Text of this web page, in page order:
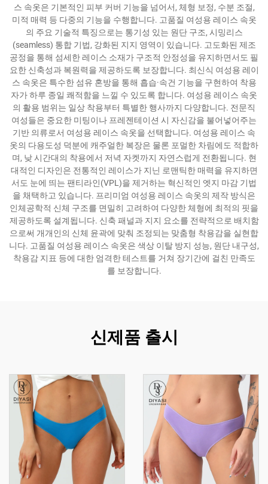
스 속옷은 기본적인 피부 커버 기능을 넘어서, 체형 보정, 수분 조절,
미적 매력 등 다중의 기능을 수행합니다. 고품질 여성용 레이스 속옷
의 주요 기술적 특징으로는 통기성 있는 원단 구조, 시밍리스
(seamless) 통합 기법, 강화된 지지 영역이 있습니다. 고도화된 제조
공정을 통해 섬세한 레이스 소재가 구조적 안정성을 유지하면서도 필
요한 신축성과 복원력을 제공하도록 보장합니다. 최신식 여성용 레이
스 속옷은 특수한 섬유 혼방을 통해 흡습·속건 기능을 구현하여 착용
자가 하루 종일 쾌적함을 느낄 수 있도록 합니다. 여성용 레이스 속옷
의 활용 범위는 일상 착용부터 특별한 행사까지 다양합니다. 전문직
여성들은 중요한 미팅이나 프레젠테이션 시 자신감을 불어넣어주는
기반 의류로서 여성용 레이스 속옷을 선택합니다. 여성용 레이스 속
옷의 다용도성 덕분에 캐주얼한 복장은 물론 포멀한 차림에도 적합하
며, 낮 시간대의 착용에서 저녁 자켓까지 자연스럽게 전환됩니다. 현
대적인 디자인은 전통적인 레이스가 지닌 로맨틱한 매력을 유지하면
서도 눈에 띄는 팬티라인(VPL)을 제거하는 혁신적인 엣지 마감 기법
을 채택하고 있습니다. 프리미엄 여성용 레이스 속옷의 제작 방식은
인체공학적 신체 구조를 면밀히 고려하여 다양한 체형에 최적의 핏을
제공하도록 설계됩니다. 신축 패널과 지지 요소를 전략적으로 배치함
으로써 개개인의 신체 윤곽에 맞춰 조정되는 맞춤형 착용감을 실현합
니다. 고품질 여성용 레이스 속옷은 색상 이탈 방지 성능, 원단 내구성,
착용감 지표 등에 대한 엄격한 테스트를 거쳐 장기간에 걸친 만족도
를 보장합니다.
신제품 출시